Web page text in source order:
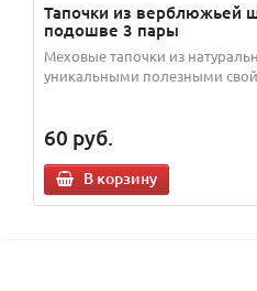
Тапочки из верблюжьей
подошве 3 пары
Меховые тапочки из
уникальными полезными
60 руб.
В корзину